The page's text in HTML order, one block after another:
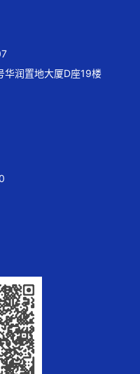
华润置地大厦D座19楼